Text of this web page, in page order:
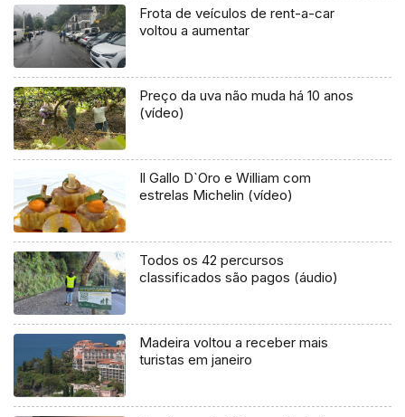
Frota de veículos de rent-a-car
voltou a aumentar
Preço da uva não muda há 10 anos
(vídeo)
Il Gallo D`Oro e William com
estrelas Michelin (vídeo)
Todos os 42 percursos
classificados são pagos (áudio)
Madeira voltou a receber mais
turistas em janeiro